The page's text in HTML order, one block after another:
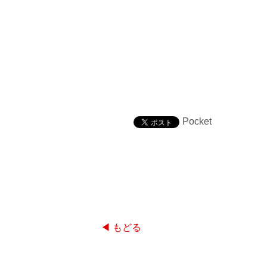
Pocket
◀ もどる